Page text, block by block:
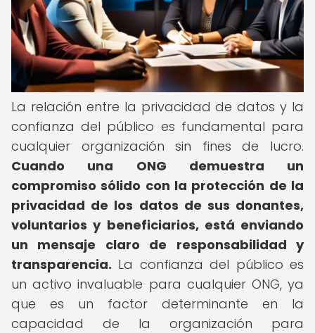
La relación entre la privacidad de datos y la
confianza del público es fundamental para
cualquier organización sin fines de lucro.
Cuando una ONG demuestra un
compromiso sólido con la protección de la
privacidad de los datos de sus donantes,
voluntarios y beneficiarios, está enviando
un mensaje claro de responsabilidad y
transparencia. La confianza del público es
un activo invaluable para cualquier ONG, ya
que es un factor determinante en la
capacidad de la organización para